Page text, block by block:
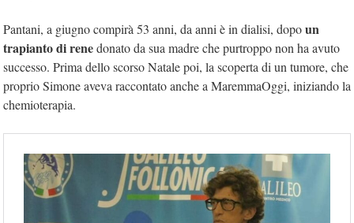
Pantani, a giugno compirà 53 anni, da anni è in dialisi, dopoun
trapianto di renedonato da sua madre che purtroppo non ha avuto
successo. Prima dello scorso Natale poi, la scoperta di un tumore, che
proprio Simone aveva raccontato anche a MaremmaOggi, iniziando la
chemioterapia.